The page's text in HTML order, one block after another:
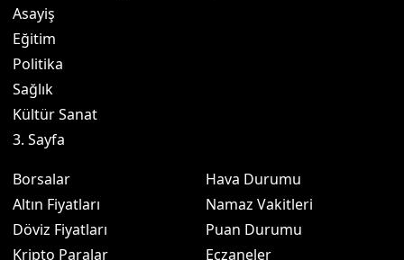
Asayiş
Eğitim
Politika
Sağlık
Kültür Sanat
3. Sayfa
Borsalar
Altın Fiyatları
Döviz Fiyatları
Kripto Paralar
Hava Durumu
Namaz Vakitleri
Puan Durumu
Eczaneler